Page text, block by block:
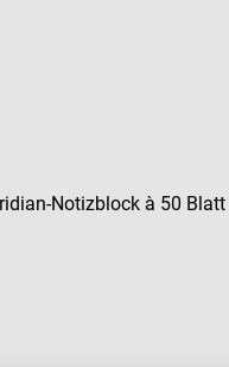
Notizblock à 50 Blatt